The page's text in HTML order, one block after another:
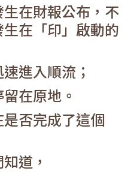
在財報公布，不
在「印」啟動的
進入順流；
在原地。
否完成了這個
道，